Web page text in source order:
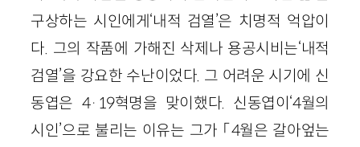
구상하는 시인에게‘내적 검열’은 치명적 억압이
다. 그의 작품에 가해진 삭제나 용공시비는‘내적
검열’을 강요한 수난이었다. 그 어려운 시기에 신
동엽은 4·19혁명을 맞이했다. 신동엽이‘4월의
시인’으로 불리는 이유는 그가 「4월은 갈아엎는